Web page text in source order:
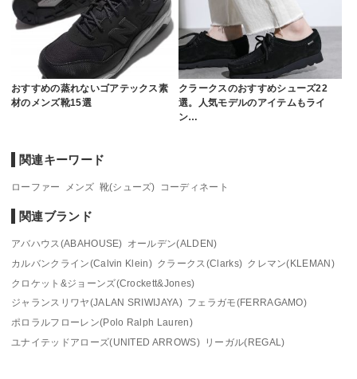
おすすめの蒸れないゴアテックス素
材のメンズ靴15選
クラークスのおすすめシューズ22
選。人気モデルのアイテムもライ
ン…
関連キーワード
ローファー メンズ 靴(シューズ) コーディネート
関連ブランド
アバハウス(ABAHOUSE) オールデン(ALDEN)
カルバンクライン(Calvin Klein) クラークス(Clarks) クレマン(KLEMAN)
クロケット&ジョーンズ(Crockett&Jones)
ジャランスリワヤ(JALAN SRIWIJAYA) フェラガモ(FERRAGAMO)
ポロラルフローレン(Polo Ralph Lauren)
ユナイテッドアローズ(UNITED ARROWS)
リーガル(REGAL)